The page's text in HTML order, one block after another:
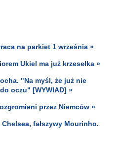
na parkiet 1 września »
Ukiel ma już krzesełka »
"Na myśl, że już nie
oczu" [WYWIAD] »
przez Niemców »
Chelsea, fałszywy Mourinho.